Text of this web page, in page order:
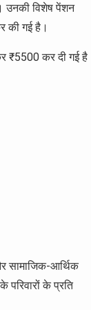
उनकी विशेष पेंशन
की गई है।
₹5500 कर दी गई
सामाजिक-आर्थिक
के प्रति